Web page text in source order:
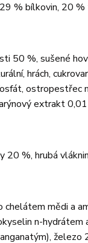
% bílkovin, 20
50 %, sušené
hrách,
ostropestřec
extrakt
%, hrubá
mědi a
n-